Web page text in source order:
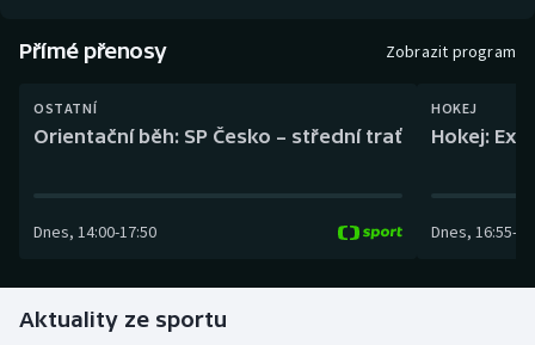
Dostihy
Futsal
Přímé přenosy Zobrazit program
OSTATNÍ
Orientační běh: SP Česko – střední trať
Dnes, 14:00-17:50
HOKEJ
Hokej:
Dnes, 16:55-
Aktuality ze sportu